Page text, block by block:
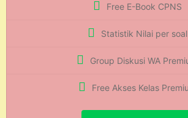
Free E-Book CPNS
Statistik Nilai per soal
Group Diskusi WA
Free Akses Kelas